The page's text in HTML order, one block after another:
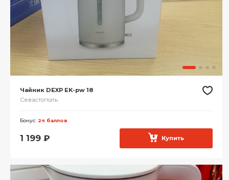
Чайник DEXP EK-pw 18
Севастополь
Бонус: 24 баллов
1 199 ₽ Купить